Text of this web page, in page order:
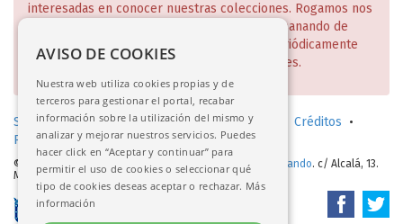
interesadas en conocer nuestras colecciones. Rogamos nos
disculpen estas deficiencias que iremos subsanando de
manera escalonada y de lo cual daremos periódicamente
cuenta en nuestra página web y redes sociales.
Solicitud de consulta en sala (investigadores) Créditos •
Política de privacidad•Aviso legal
© 2017-2026. Real Academia de Bellas Artes de San Fernando. c/ Alcalá, 13.
Madrid
AVISO DE COOKIES
Nuestra web utiliza cookies propias y de
terceros para gestionar el portal, recabar
información sobre la utilización del mismo y
analizar y mejorar nuestros servicios. Puedes
hacer click en “Aceptar y continuar” para
permitir el uso de cookies o seleccionar qué
tipo de cookies deseas aceptar o rechazar. Más
información